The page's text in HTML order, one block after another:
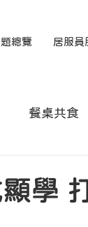
總覽 居服員
餐桌共食
學